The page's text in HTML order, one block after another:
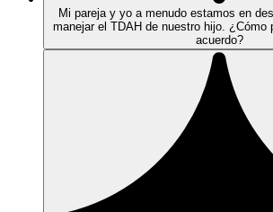
Mi pareja y yo a menudo estamos en
manejar el TDAH de nuestro hijo. ¿Cómo
acuerdo?